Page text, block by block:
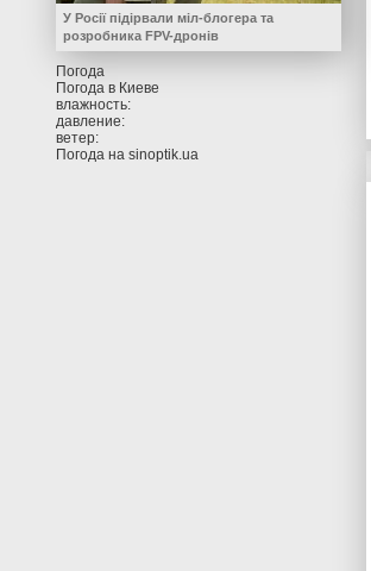
У Росії підірвали міл-блогера та
розробника FPV-дронів
Погода
Погода в Киеве
влажность:
давление:
ветер:
Погода на sinoptik.ua